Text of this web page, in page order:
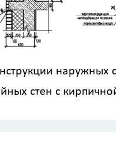
наружных
стен с